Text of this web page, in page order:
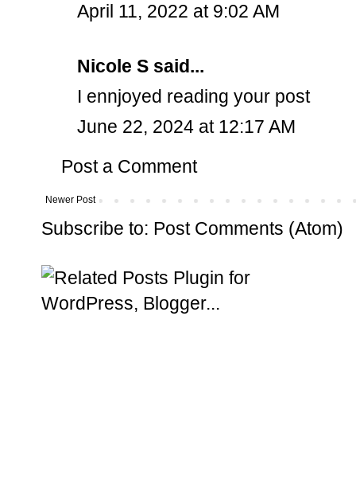
April 11, 2022 at 9:02 AM
Nicole S said...
I ennjoyed reading your post
June 22, 2024 at 12:17 AM
Post a Comment
Newer Post
Subscribe to: Post Comments (Atom)